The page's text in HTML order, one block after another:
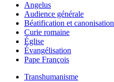
Angelus
Audience générale
Béatification et canonisation
Curie romaine
Église
Évangélisation
Pape François
Transhumanisme